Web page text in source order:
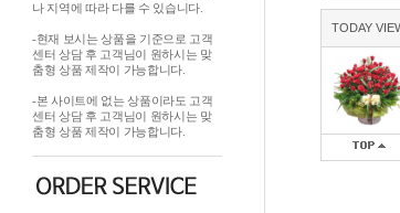
TODAY
나 지역에 따라 다를 수 있습니다.
-현재 보시는 상품을 기준으로 고객
센터 상담 후 고객님이 원하시는 맞
춤형 상품 제작이 가능합니다.
-본 사이트에 없는 상품이라도 고객
센터 상담 후 고객님이 원하시는 맞
춤형 상품 제작이 가능합니다.